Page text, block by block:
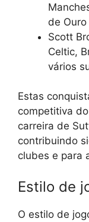
de
Scott
Celtic,
vários
Estas
competitiva
carreira de
contribuindo
clubes e para
Estilo de
O estilo de